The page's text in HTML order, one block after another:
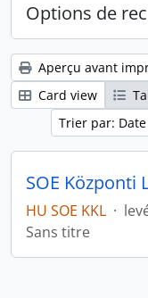
Options de
Aperçu avant
Card view
Trier par:
SOE Központi
HU SOE KKL ·
Sans titre